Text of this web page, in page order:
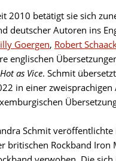
2010 betätigt sie sich
deutscher Autoren ins
Goergen, Robert
englischen
as Vice. Schmit
in einer zweisprachigen
Schmit
britischen Rockband